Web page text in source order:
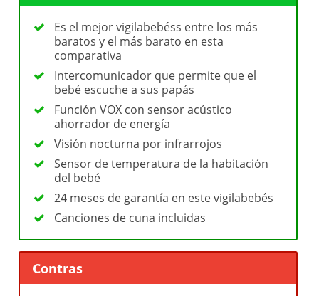
Es el mejor vigilabebéss entre los más
baratos y el más barato en esta
comparativa
Intercomunicador que permite que el
bebé escuche a sus papás
Función VOX con sensor acústico
ahorrador de energía
Visión nocturna por infrarrojos
Sensor de temperatura de la habitación
del bebé
24 meses de garantía en este vigilabebés
Canciones de cuna incluidas
Contras